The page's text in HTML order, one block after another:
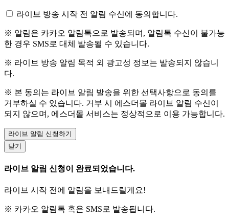
라이브 방송 시작 전 알림 수신에 동의합니다.
※ 알림은 카카오 알림톡으로 발송되며, 알림톡 수신이 불가능
한 경우 SMS로 대체 발송될 수 있습니다.
※ 라이브 방송 알림 목적 외 광고성 정보는 발송되지 않습니
다.
※ 본 동의는 라이브 알림 발송을 위한 선택사항으로 동의를
거부하실 수 있습니다. 거부 시 에스더몰 라이브 알림 수신이
되지 않으며, 에스더몰 서비스는 정상적으로 이용 가능합니다.
라이브 알림 신청하기
닫기
라이브 알림 신청이 완료되었습니다.
라이브 시작 전에 알림을 보내드릴게요!
※ 카카오 알림톡 혹은 SMS로 발송됩니다.